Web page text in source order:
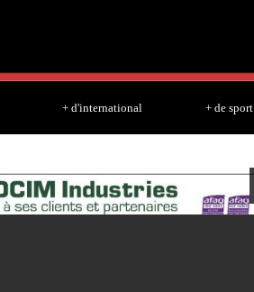
+ d'international + de sport